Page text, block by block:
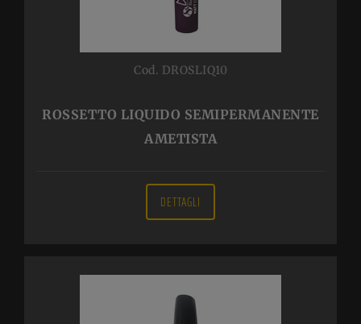
Cod. DROSLIQ10
ROSSETTO LIQUIDO SEMIPERMANENTE
AMETISTA
DETTAGLI